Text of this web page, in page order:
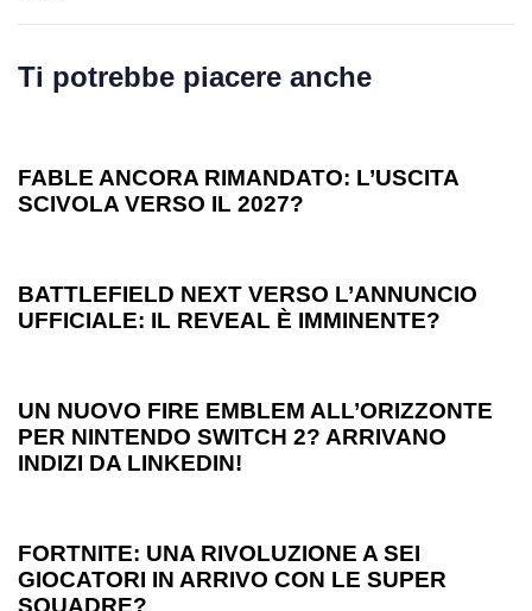
Ti potrebbe piacere anche
FABLE ANCORA RIMANDATO: L’USCITA
SCIVOLA VERSO IL 2027?
BATTLEFIELD NEXT VERSO L’ANNUNCIO
UFFICIALE: IL REVEAL È IMMINENTE?
UN NUOVO FIRE EMBLEM ALL’ORIZZONTE
PER NINTENDO SWITCH 2? ARRIVANO
INDIZI DA LINKEDIN!
FORTNITE: UNA RIVOLUZIONE A SEI
GIOCATORI IN ARRIVO CON LE SUPER
SQUADRE?